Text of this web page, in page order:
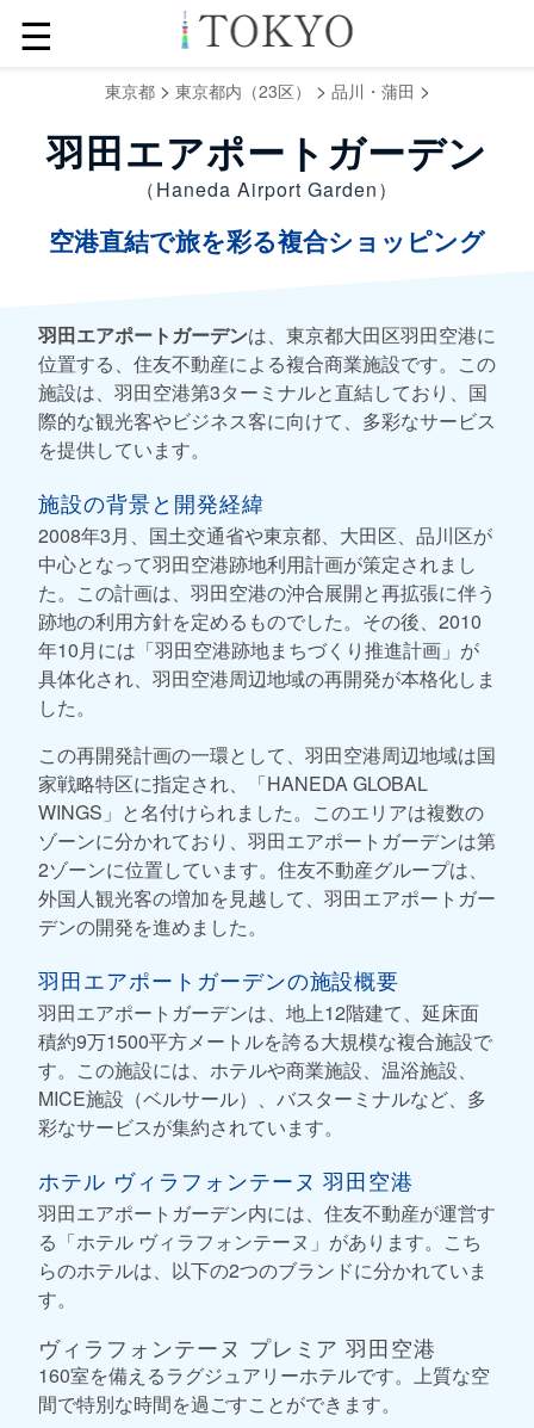
☰
東京都> 東京都内（23区） > 品川・蒲田 >
羽田エアポートガーデン
（Haneda Airport Garden）
空港直結で旅を彩る複合ショッピング
羽田エアポートガーデンは、東京都大田区羽田空港に
位置する、住友不動産による複合商業施設です。この
施設は、羽田空港第3ターミナルと直結しており、国
際的な観光客やビジネス客に向けて、多彩なサービス
を提供しています。
施設の背景と開発経緯
2008年3月、国土交通省や東京都、大田区、品川区が
中心となって羽田空港跡地利用計画が策定されまし
た。この計画は、羽田空港の沖合展開と再拡張に伴う
跡地の利用方針を定めるものでした。その後、2010
年10月には「羽田空港跡地まちづくり推進計画」が
具体化され、羽田空港周辺地域の再開発が本格化しま
した。
この再開発計画の一環として、羽田空港周辺地域は国
家戦略特区に指定され、「HANEDA GLOBAL
WINGS」と名付けられました。このエリアは複数の
ゾーンに分かれており、羽田エアポートガーデンは第
2ゾーンに位置しています。住友不動産グループは、
外国人観光客の増加を見越して、羽田エアポートガー
デンの開発を進めました。
羽田エアポートガーデンの施設概要
羽田エアポートガーデンは、地上12階建て、延床面
積約9万1500平方メートルを誇る大規模な複合施設で
す。この施設には、ホテルや商業施設、温浴施設、
MICE施設（ベルサール）、バスターミナルなど、多
彩なサービスが集約されています。
ホテル ヴィラフォンテーヌ 羽田空港
羽田エアポートガーデン内には、住友不動産が運営す
る「ホテル ヴィラフォンテーヌ」があります。こち
らのホテルは、以下の2つのブランドに分かれていま
す。
ヴィラフォンテーヌ プレミア 羽田空港
160室を備えるラグジュアリーホテルです。上質な空
間で特別な時間を過ごすことができます。